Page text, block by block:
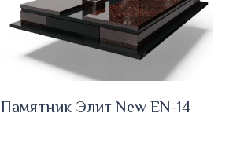
Памятник Элит New EN-14